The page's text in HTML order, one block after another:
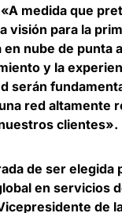
medida que
visión para la
nube de punta
y la
serán
red altamente
clientes».
de ser elegida
en servicios
de